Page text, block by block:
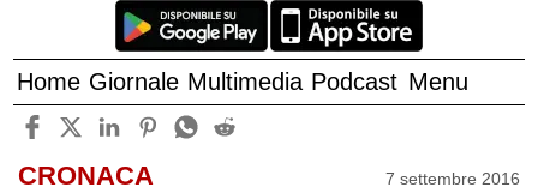
Home Giornale Multimedia Podcast Menu
CRONACA 7 settembre 2016